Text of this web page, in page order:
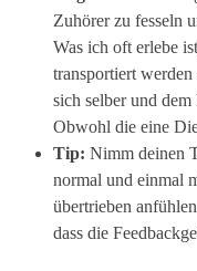
Zuhörer zu fesseln
Was ich oft erlebe
transportiert
sich selber und
Obwohl die eine
Tip: Nimm deinen
normal und einmal
übertrieben
dass die